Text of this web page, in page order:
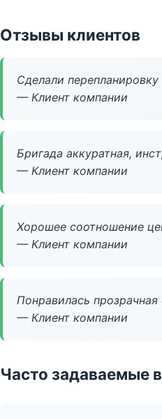
Отзывы клиентов
Сделали перепланировку
— Клиент компании
Бригада аккуратная,
— Клиент компании
Хорошее соотношение
— Клиент компании
Понравилась
— Клиент компании
Часто задаваемые